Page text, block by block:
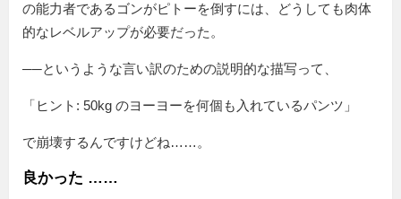
の能力者であるゴンがピトーを倒すには、どうしても肉体
的なレベルアップが必要だった。
──というような言い訳のための説明的な描写って、
「ヒント: 50kg のヨーヨーを何個も入れているパンツ」
で崩壊するんですけどね……。
良かった ……